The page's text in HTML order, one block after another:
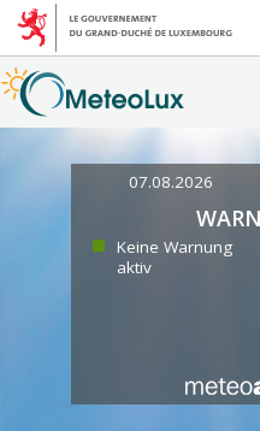
07.08.2026
Keine Warnung
aktiv